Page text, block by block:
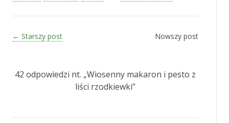
Zobacz wpisy
← Starszy post Nowszy post
42 odpowiedzi nt. „Wiosenny makaron i pesto z
liści rzodkiewki”